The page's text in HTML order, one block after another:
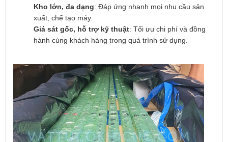
Kho lớn, đa dạng: Đáp ứng nhanh mọi nhu cầu sản
xuất, chế tạo máy.
Giá sát gốc, hỗ trợ kỹ thuật: Tối ưu chi phí và đồng
hành cùng khách hàng trong quá trình sử dụng.